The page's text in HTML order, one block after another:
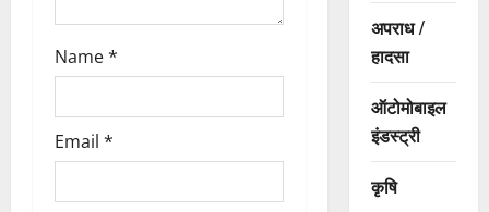
Name*
Email *
अपराध /
हादसा
ऑटोमोबाइल
इंडस्ट्री
कृषि